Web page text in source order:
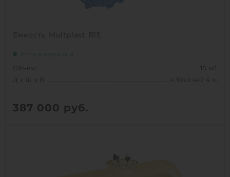
Емкость Multplast В15
Есть в наличии
Объем:
15 м3
Д х Ш х В:
4.39х2.4х2.4 м
387 000 руб.